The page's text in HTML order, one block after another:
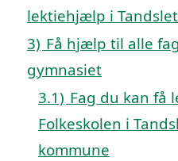
lektiehjælp i
3) Få hjælp til alle
gymnasiet
3.1) Fag du kan få
Folkeskolen i
kommune